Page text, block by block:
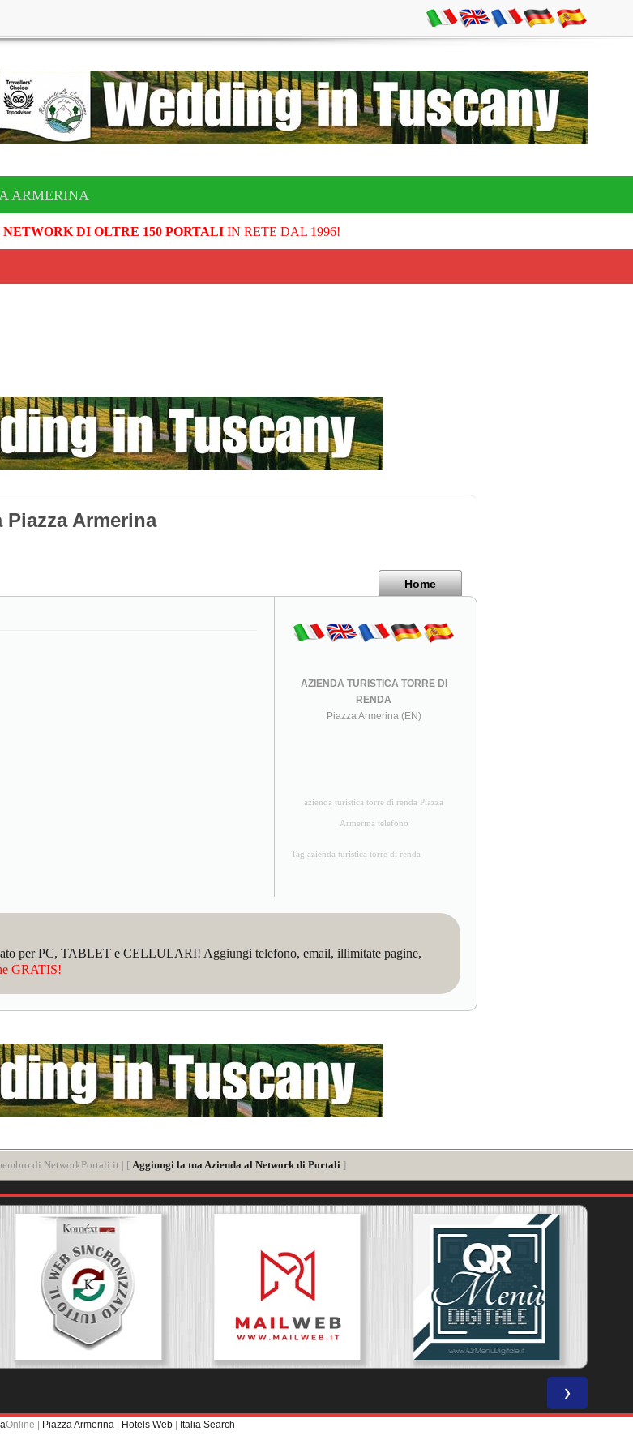
ARMERINA
DI OLTRE 150 PORTALIIN RETE DAL 1996!
Armerina
Home
AZIENDA TURISTICA TORRE DI
RENDA
Piazza Armerina (EN)
azienda turistica torre di renda Piazza
Armerina telefono
Tag azienda turistica torre di renda
per PC, TABLET e CELLULARI! Aggiungi telefono, email, illimitate pagine,
GRATIS!
di NetworkPortali.it | [ Aggiungi la tua Azienda al Network di Portali ]
❯
Online | Piazza Armerina | Hotels Web | Italia Search